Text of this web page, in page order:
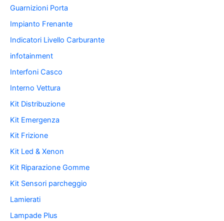
Guarnizioni Porta
Impianto Frenante
Indicatori Livello Carburante
infotainment
Interfoni Casco
Interno Vettura
Kit Distribuzione
Kit Emergenza
Kit Frizione
Kit Led & Xenon
Kit Riparazione Gomme
Kit Sensori parcheggio
Lamierati
Lampade Plus